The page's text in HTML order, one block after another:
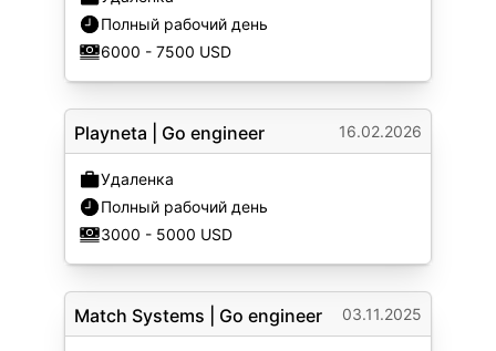
Полный рабочий день
6000 - 7500 USD
Playneta Go engineer 16.02.2026
Удаленка
Полный рабочий день
3000 - 5000 USD
Match Systems Go engineer 03.11.2025